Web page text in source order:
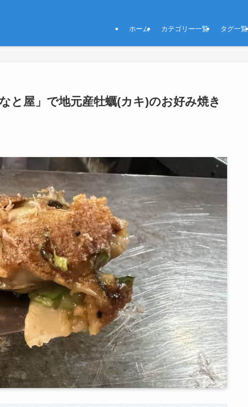
ホーム カテゴリー一覧 タグ一覧
と屋」で地元産牡蠣(カキ)のお好み焼き